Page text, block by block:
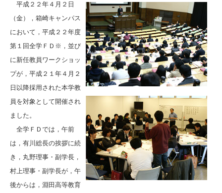
平成２２年４月２日
（金），箱崎キャンパス
において，平成２２年度
第１回全学ＦＤ※，並び
に新任教員ワークショッ
プが，平成２１年４月２
日以降採用された本学教
員を対象として開催され
ました。
全学ＦＤでは，午前
は，有川総長の挨拶に続
き，丸野理事・副学長，
村上理事・副学長が，午
後からは，淵田高等教育